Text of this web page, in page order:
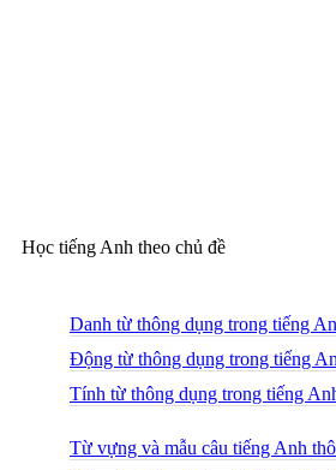
Học tiếng Anh theo chủ đề
Danh từ thông dụng trong tiếng
Động từ thông dụng trong tiếng
Tính từ thông dụng trong tiếng
Từ vựng và mẫu câu tiếng Anh